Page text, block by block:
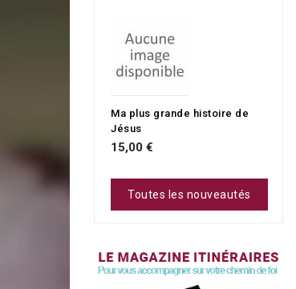
Ma plus grande histoire de
Jésus
15,00 €
Toutes les nouveautés